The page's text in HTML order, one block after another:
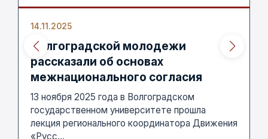
14.11.2025
Волгоградской молодежи
рассказали об основах
межнационального согласия
13 ноября 2025 года в Волгоградском
государственном университете прошла
лекция регионального координатора Движения
«Русс...